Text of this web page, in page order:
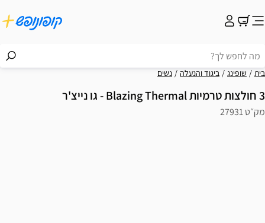
בית שופינג ביגוד והנעלה נשים
3 חולצות טרמיות Blazing Thermal - גו נייצ'ר
מק״ט 27931